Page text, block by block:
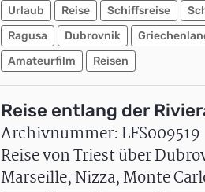
Urlaub Reise Schiffsreise
Ragusa
Dubrovnik
Amateurfilm
Reisen
Reise entlang der
Archivnummer: LFS009519
Reise von Triest über
Marseille, Nizza, Monte